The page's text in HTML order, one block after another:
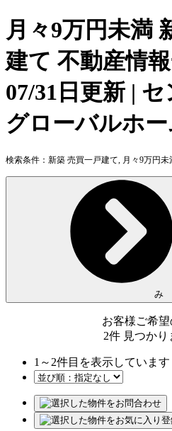
月々9万円未満
建て 不動産情
07/31日更新 |
グローバルホ
検索条件： 新築 売買一戸建て, 月々9万円未
み
お客様ご希
2件 見つかり
1 ～ 2件目を表示しています